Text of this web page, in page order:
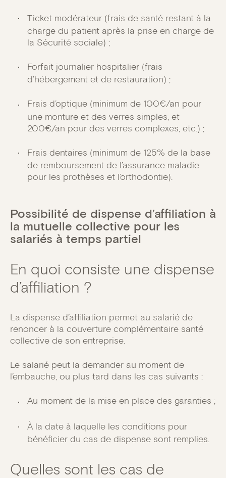
Ticket modérateur (frais de santé restant à la
charge du patient après la prise en charge de
la Sécurité sociale) ;
Forfait journalier hospitalier (frais
d’hébergement et de restauration) ;
Frais d’optique (minimum de 100€/an pour
une monture et des verres simples, et
200€/an pour des verres complexes, etc.) ;
Frais dentaires (minimum de 125% de la base
de remboursement de l’assurance maladie
pour les prothèses et l’orthodontie).
Possibilité de dispense d’affiliation à
la mutuelle collective pour les
salariés à temps partiel
En quoi consiste une dispense
d’affiliation ?
La dispense d’affiliation permet au salarié de
renoncer à la couverture complémentaire santé
collective de son entreprise.
Le salarié peut la demander au moment de
l’embauche, ou plus tard dans les cas suivants :
Au moment de la mise en place des garanties ;
À la date à laquelle les conditions pour
bénéficier du cas de dispense sont remplies.
Quelles sont les cas de